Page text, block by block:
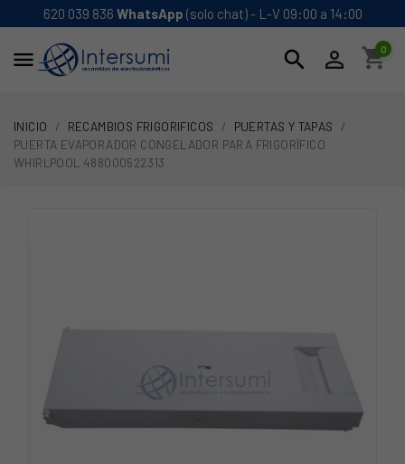
620 039 836 WhatsApp (solo chat) - L-V 09:00 a 14:00
 search  shopping_cart
0
INICIO RECAMBIOS FRIGORIFICOS
PUERTAS Y TAPAS
PUERTA EVAPORADOR CONGELADOR PARA FRIGORÍFICO
WHIRLPOOL 488000522313